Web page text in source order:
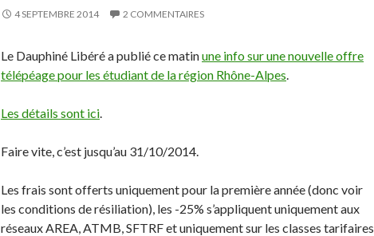
4 SEPTEMBRE 2014 2 COMMENTAIRES
Le Dauphiné Libéré a publié ce matinune info sur une nouvelle offre
télépéage pour les étudiant de la région Rhône-Alpes.
Les détails sont ici.
Faire vite, c’est jusqu’au 31/10/2014.
Les frais sont offerts uniquement pour la première année (donc voir
les conditions de résiliation), les -25% s’appliquent uniquement aux
réseaux AREA, ATMB, SFTRF et uniquement sur les classes tarifaires